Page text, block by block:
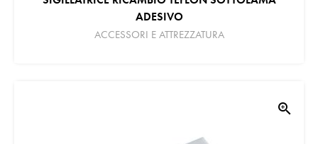
ADESIVO
ACCESSORI E ATTREZZATURA
zoom_in